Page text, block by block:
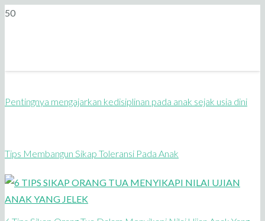
Pentingnya mengajarkan kedisiplinan pada anak sejak usia dini
Tips Membangun Sikap Toleransi Pada Anak